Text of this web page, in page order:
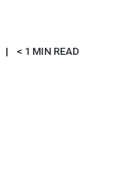
< 1 MIN READ